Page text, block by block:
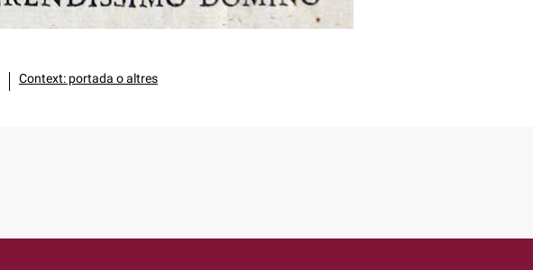
Context: portada o altres